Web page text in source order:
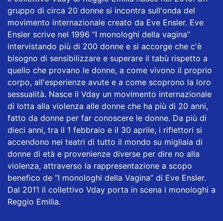
gruppo di circa 20 donne si incontra sull'onda del
movimento internazionale creato da Eve Ensler. Eve
Ensler scrive nel 1996 “I monologhi della vagina”
intervistando più di 200 donne e si accorge che c'è
bisogno di sensibilizzare e superare il tabù rispetto a
quello che provano le donne, a come vivono il proprio
corpo, all'esperienze avute e a come scoprono la loro
sessualità. Nasce il Vday un movimento internazionale
di lotta alla violenza alle donne che ha più di 20 anni,
fatto da donne per far conoscere le donne. Da più di
dieci anni, tra il 1 febbraio e il 30 aprile, i riflettori si
accendono nei teatri di tutto il mondo su migliaia di
donne di età e provenienze diverse per dire no alla
violenza, attraverso la rappresentazione a scopo
benefico de “I monologhi della Vagina” di Eve Ensler.
Dal 2011 il collettivo Vday porta in scena i monologhi a
Reggio Emilia.